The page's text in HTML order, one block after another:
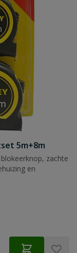
5m+8m
zachte
en